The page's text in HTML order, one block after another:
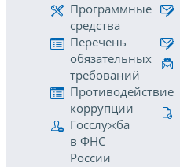
Программные
средства
Перечень
обязательных
требований
Противодействие
коррупции
Госслужба
в ФНС
России